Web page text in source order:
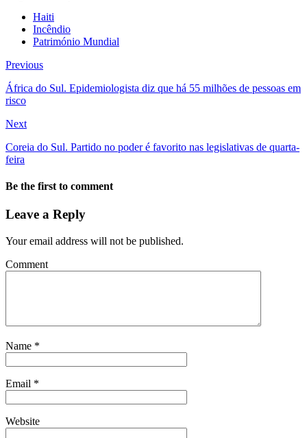
Haiti
Incêndio
Património Mundial
Previous
África do Sul. Epidemiologista diz que há 55 milhões de pessoas em
risco
Next
Coreia do Sul. Partido no poder é favorito nas legislativas de quarta-
feira
Be the first to comment
Leave a Reply
Your email address will not be published.
Comment
Name *
Email *
Website